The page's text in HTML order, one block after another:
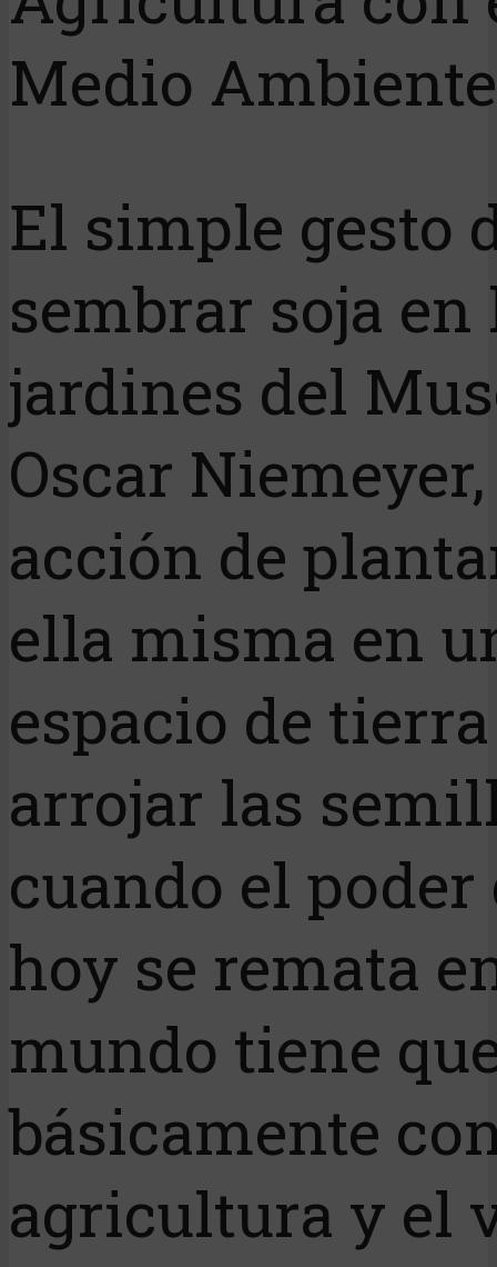
Medio
El simple gesto
sembrar soja en
jardines del
Oscar
acción de
ella misma en
espacio de
arrojar las
cuando el poder
hoy se remata
mundo tiene
básicamente
agricultura y el